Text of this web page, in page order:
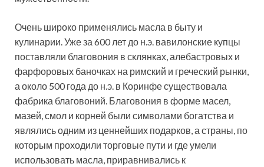
Очень широко применялись масла в быту и
кулинарии. Уже за 600 лет до н.э. вавилонские купцы
поставляли благовония в склянках, алебастровых и
фарфоровых баночках на римский и греческий рынки,
а около 500 года до н.э. в Коринфе существовала
фабрика благовоний. Благовония в форме масел,
мазей, смол и корней были символами богатства и
являлись одним из ценнейших подарков, а страны, по
которым проходили торговые пути и где умели
использовать масла, приравнивались к